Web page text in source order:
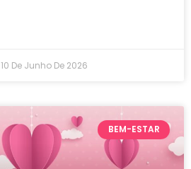
10 De Junho De 2026
BEM-ESTAR